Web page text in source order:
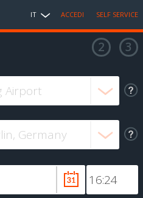
IT ACCEDI SELF SERVICE